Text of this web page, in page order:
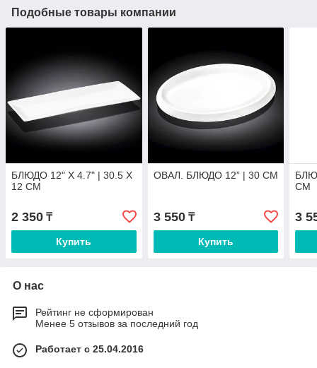
Подобные товары компании
БЛЮДО 12" X 4.7" | 30.5 X
12 CM
2 350 ₸
Купить
ОВАЛ. БЛЮДО 12” | 30 CM
3 550₸
Купить
CM
3
О нас
Рейтинг не сформирован
Менее 5 отзывов за последний год
Работает с 25.04.2016